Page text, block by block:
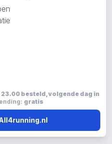
besteld, volgende dag in
gratis